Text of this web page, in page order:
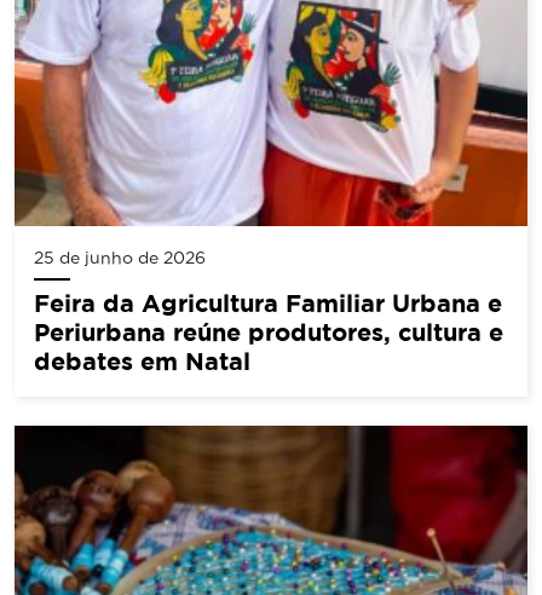
25 de junho de 2026
Feira da Agricultura Familiar Urbana e
Periurbana reúne produtores, cultura e
debates em Natal